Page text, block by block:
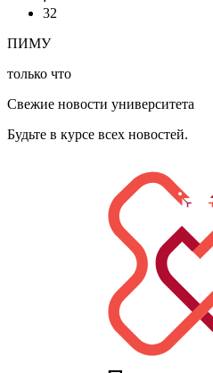
32
ПИМУ
только что
Свежие новости университета
Будьте в курсе всех новостей.